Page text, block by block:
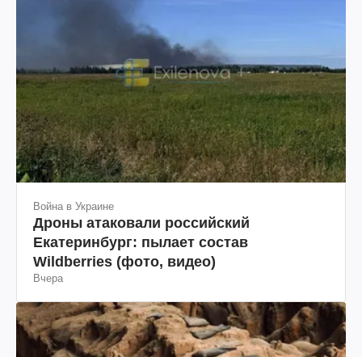
Война в Украине
Дроны атаковали российский
Екатеринбург: пылает состав
Wildberries (фото, видео)
Вчера